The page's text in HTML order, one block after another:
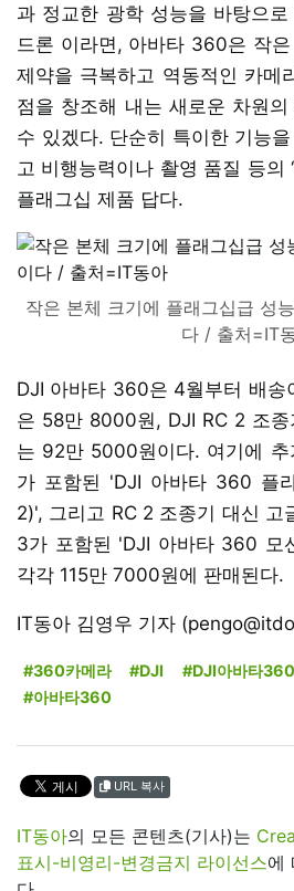
과 정교한 광학 성능을 바탕으
드론 이라면, 아바타 360은 작
제약을 극복하고 역동적인 카메
점을 창조해 내는 새로운 차원
수 있겠다. 단순히 특이한 기능
고 비행능력이나 촬영 품질 등의
플래그십 제품 답다.
작은 본체 크기에 플래그십급 성
다 / 출처=IT
DJI 아바타 360은 4월부터 배송
은 58만 8000원, DJI RC 2 조종
는 92만 5000원이다. 여기에 추
가 포함된 'DJI 아바타 360 플
2)', 그리고 RC 2 조종기 대신 고
3가 포함된 'DJI 아바타 360 모
각각 115만 7000원에 판매된다.
IT동아 김영우 기자
#360카메라 #DJI #DJI아바타360
#아바타360
URL 복사
IT동아의 모든 콘텐츠(기사)는
표시-비영리-변경금지 라이선스에